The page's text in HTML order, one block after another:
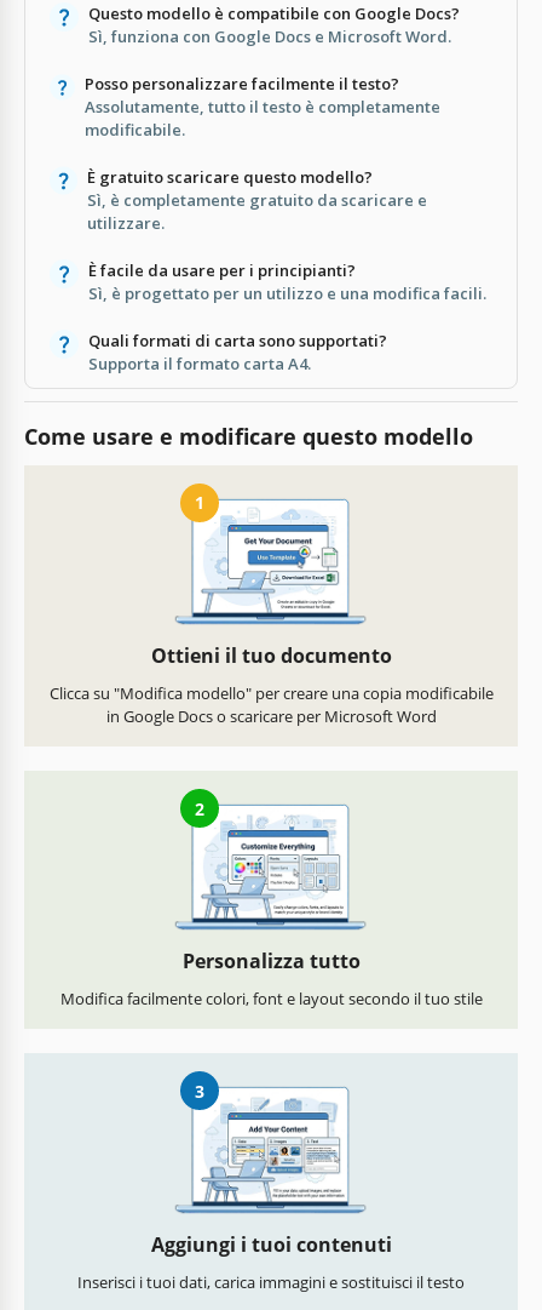
Questo modello è compatibile con Google Docs?
Sì, funziona con Google Docs e Microsoft Word.
Posso personalizzare facilmente il testo?
Assolutamente, tutto il testo è completamente
modificabile.
È gratuito scaricare questo modello?
Sì, è completamente gratuito da scaricare e
utilizzare.
È facile da usare per i principianti?
Sì, è progettato per un utilizzo e una modifica facili.
Quali formati di carta sono supportati?
Supporta il formato carta A4.
Come usare e modificare questo modello
1
Ottieni il tuo documento
Clicca su "Modifica modello" per creare una copia modificabile
in Google Docs o scaricare per Microsoft Word
2
Personalizza tutto
Modifica facilmente colori, font e layout secondo il tuo stile
3
Aggiungi i tuoi contenuti
Inserisci i tuoi dati, carica immagini e sostituisci il testo